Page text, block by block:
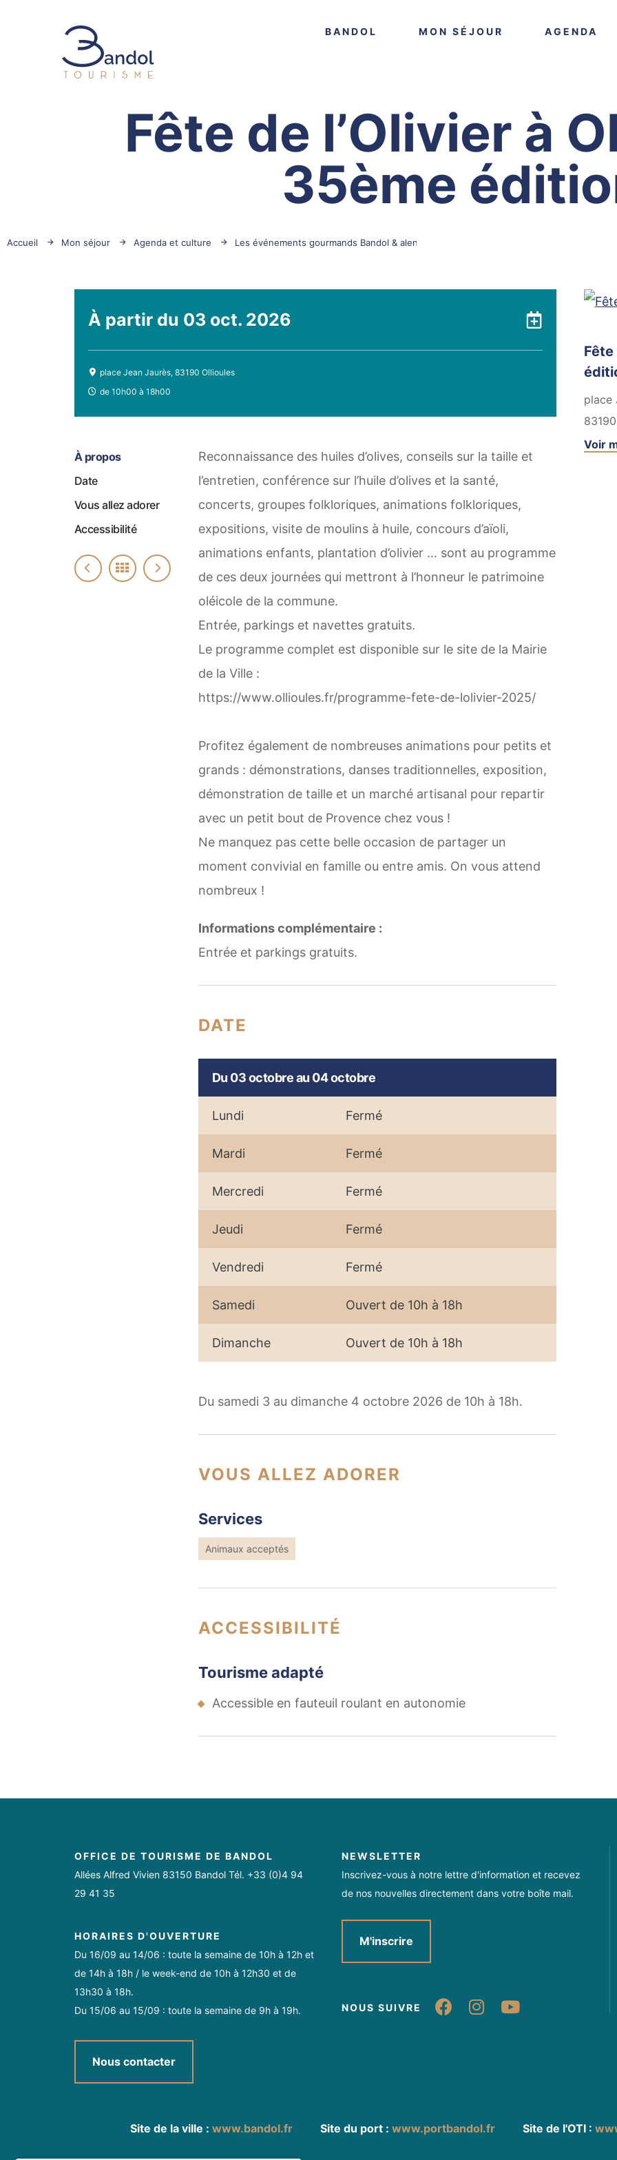
BANDOL VOIR PLUSMON SÉJOUR VOIR PLUSAGENDA
Fête de l’Olivier à
35ème
Accueil Mon séjour Agenda et culture Les événements gourmands Bandol & alentours
À partir du 03 oct. 2026 Ajouter à
place Jean Jaurès, 83190 Ollioules
de 10h00 à 18h00
À propos
Date
Vous allez adorer
Accessibilité
Reconnaissance des huiles d’olives, conseils sur la taille et
l’entretien, conférence sur l’huile d’olives et la santé,
concerts, groupes folkloriques, animations folkloriques,
expositions, visite de moulins à huile, concours d’aïoli,
animations enfants, plantation d’olivier … sont au programme
de ces deux journées qui mettront à l’honneur le patrimoine
oléicole de la commune.
Entrée, parkings et navettes gratuits.
Le programme complet est disponible sur le site de la Mairie
de la Ville :
https://www.ollioules.fr/programme-fete-de-lolivier-2025/
Profitez également de nombreuses animations pour petits et
grands : démonstrations, danses traditionnelles, exposition,
démonstration de taille et un marché artisanal pour repartir
avec un petit bout de Provence chez vous !
Ne manquez pas cette belle occasion de partager un
moment convivial en famille ou entre amis. On vous attend
nombreux !
Informations complémentaire :
Entrée et parkings gratuits.
DATE
Du 03 octobre au 04 octobre
Lundi Fermé
Mardi Fermé
Mercredi Fermé
Jeudi Fermé
Vendredi Fermé
Samedi Ouvert de 10h à 18h
Dimanche Ouvert de 10h à 18h
Du samedi 3 au dimanche 4 octobre 2026 de 10h à 18h.
VOUS ALLEZ ADORER
Services
Animaux acceptés
ACCESSIBILITÉ
Tourisme adapté
Accessible en fauteuil roulant en autonomie
Fête
place
83190
Voir
OFFICE DE TOURISME DE BANDOL
Allées Alfred Vivien 83150 Bandol Tél. +33 (0)4 94
29 41 35
HORAIRES D'OUVERTURE
Du 16/09 au 14/06 : toute la semaine de 10h à 12h et
de 14h à 18h / le week-end de 10h à 12h30 et de
13h30 à 18h.
Du 15/06 au 15/09 : toute la semaine de 9h à 19h.
Nous contacter
NEWSLETTER
Inscrivez-vous à notre lettre d'information et recevez
de nos nouvelles directement dans votre boîte mail.
M'inscrire
NOUS SUIVRE Suivez-nous sur
Suivez-nous
Suivez-
Site de la ville : www.bandol.fr Site du port : www.portbandol.fr Site de l'OTI :